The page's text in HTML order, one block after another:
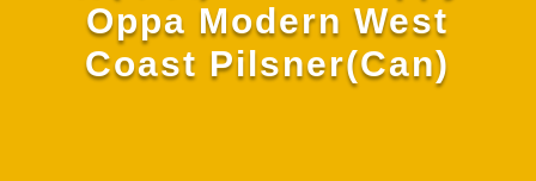
Oppa Modern West
Coast Pilsner(Can)